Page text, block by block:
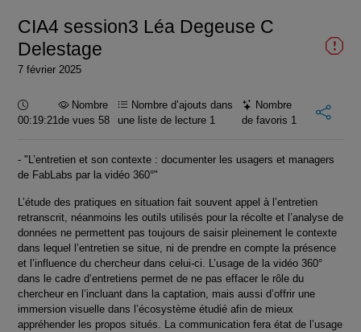
CIA4 session3 Léa Degeuse C
Delestage
7 février 2025
Durée :
00:19:21
Nombre
de vues 58
Nombre d’ajouts dans
une liste de lecture 1
Nombre
de favoris 1
- "L’entretien et son contexte : documenter les usagers et managers
de FabLabs par la vidéo 360°"
L’étude des pratiques en situation fait souvent appel à l’entretien
retranscrit, néanmoins les outils utilisés pour la récolte et l’analyse de
données ne permettent pas toujours de saisir pleinement le contexte
dans lequel l’entretien se situe, ni de prendre en compte la présence
et l’influence du chercheur dans celui-ci. L’usage de la vidéo 360°
dans le cadre d’entretiens permet de ne pas effacer le rôle du
chercheur en l’incluant dans la captation, mais aussi d’offrir une
immersion visuelle dans l’écosystème étudié afin de mieux
appréhender les propos situés. La communication fera état de l’usage